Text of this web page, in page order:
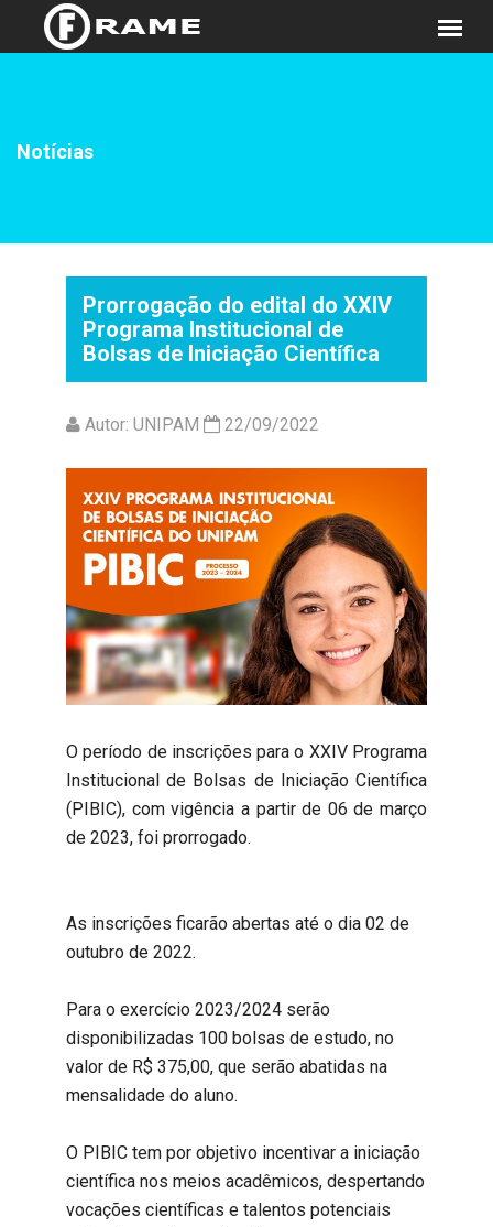
Notícias
Prorrogação do edital do XXIV
Programa Institucional de
Bolsas de Iniciação Científica
Autor: UNIPAM 22/09/2022
O período de inscrições para o XXIV Programa
Institucional de Bolsas de Iniciação Científica
(PIBIC), com vigência a partir de 06 de março
de 2023, foi prorrogado.
As inscrições ficarão abertas até o dia 02 de
outubro de 2022.
Para o exercício 2023/2024 serão
disponibilizadas 100 bolsas de estudo, no
valor de R$ 375,00, que serão abatidas na
mensalidade do aluno.
O PIBIC tem por objetivo incentivar a iniciação
científica nos meios acadêmicos, despertando
vocações científicas e talentos potenciais